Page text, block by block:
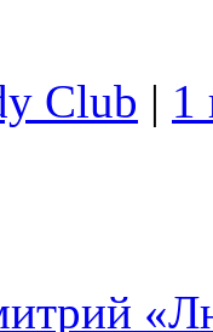
Club | 1